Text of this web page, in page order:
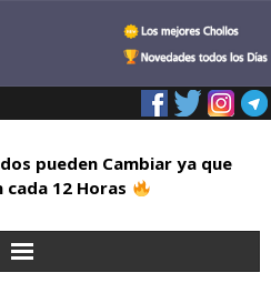
pueden Cambiar ya que
cada 12 Horas